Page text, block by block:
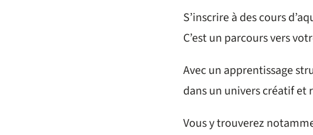
S’inscrire à des cours
C’est un parcours vers
Avec un apprentissage
dans un univers créatif et
Vous y trouverez